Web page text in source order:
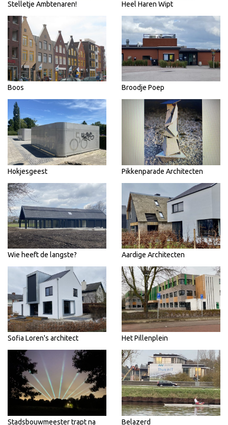
Stelletje Ambtenaren! Heel Haren Wipt
Boos Broodje Poep
Hokjesgeest Pikkenparade Architecten
Wie heeft de langste? Aardige Architecten
Sofia Loren's architect Het Pillenplein
Stadsbouwmeester trapt na Belazerd